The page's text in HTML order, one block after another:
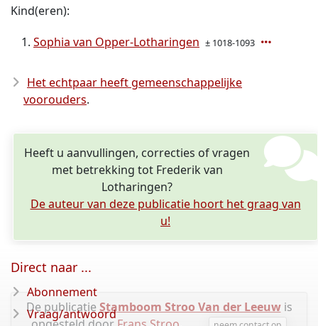
Kind(eren):
Sophia van Opper-Lotharingen ± 1018-1093
Het echtpaar heeft gemeenschappelijke
voorouders.
Heeft u aanvullingen, correcties of vragen
met betrekking tot Frederik van
Lotharingen?
De auteur van deze publicatie hoort het graag van
u!
De publicatie Stamboom Stroo Van der Leeuwis
Direct naar ...
Abonnement
Vraag/antwoord